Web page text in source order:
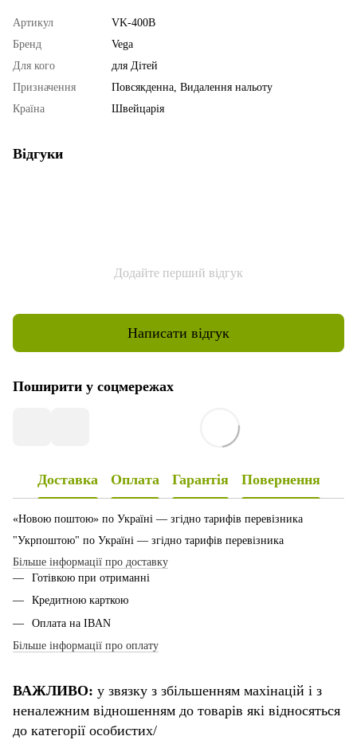
Артикул
VK-400B
Бренд
Vega
Для кого
для Дітей
Призначення
Повсякденна, Видалення нальоту
Країна
Швейцарія
Відгуки
Додайте перший відгук
Написати відгук
Поширити у соцмережах
Доставка Оплата Гарантія Повернення
«Новою поштою» по Україні — згідно тарифів перевізника
"Укрпоштою" по Україні — згідно тарифів перевізника
Більше інформації про доставку
Готівкою при отриманні
Кредитною карткою
Оплата на IBAN
Більше інформації про оплату
ВАЖЛИВО: у звязку з збільшенням махінацій і з
неналежним відношенням до товарів які відносяться
до категорії особистих/